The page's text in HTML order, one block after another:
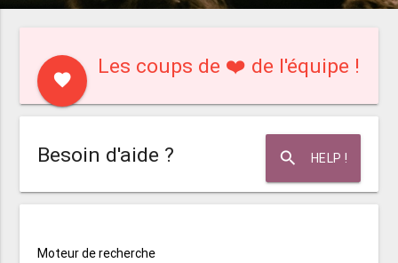
favorite
Les coups de ❤️ de l'équipe !
search HELP !
Besoin d'aide ?
Moteur de recherche